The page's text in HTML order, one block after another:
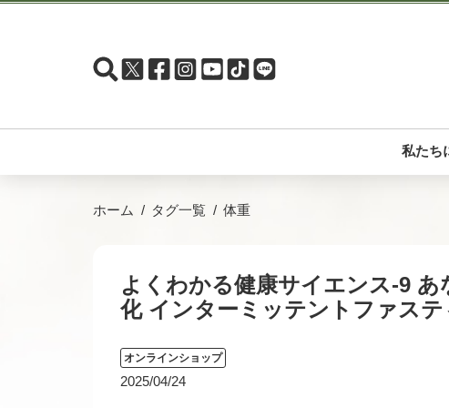
私たち
ホーム タグ一覧 体重
よくわかる健康サイエンス-9
化 インターミッテントファス
オンラインショップ
2025/04/24